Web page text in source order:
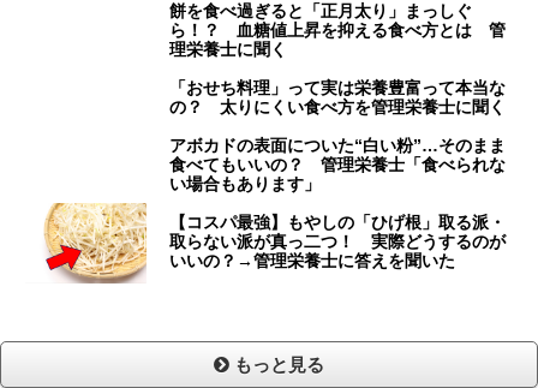
餅を食べ過ぎると「正月太り」まっしぐ
ら！？ 血糖値上昇を抑える食べ方とは 管
理栄養士に聞く
「おせち料理」って実は栄養豊富って本当な
の？ 太りにくい食べ方を管理栄養士に聞く
アボカドの表面についた“白い粉”…そのまま
食べてもいいの？ 管理栄養士「食べられな
い場合もあります」
【コスパ最強】もやしの「ひげ根」取る派・
取らない派が真っ二つ！ 実際どうするのが
いいの？→管理栄養士に答えを聞いた
もっと見る